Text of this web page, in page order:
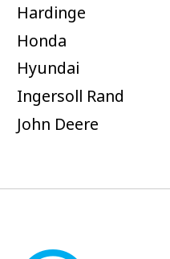
Hardinge
Honda
Hyundai
Ingersoll Rand
John Deere